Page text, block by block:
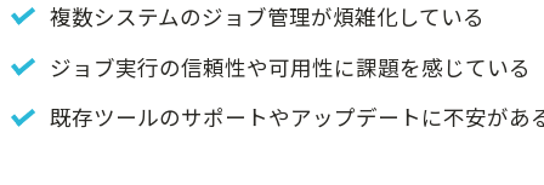
複数システムのジョブ管理が煩雑化している
ジョブ実行の信頼性や可用性に課題を感じている
既存ツールのサポートやアップデートに不安があ